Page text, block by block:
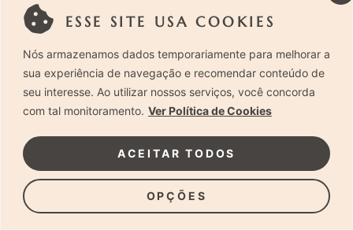
ESSE SITE USA COOKIES
Nós armazenamos dados temporariamente para melhorar a
sua experiência de navegação e recomendar conteúdo de
seu interesse. Ao utilizar nossos serviços, você concorda
com tal monitoramento. Ver Política de Cookies
OPÇÕES
ACEITAR TODOS
construir a memória e a identidade da criança
Diário de uma grávida e sua pequena
Dica de especialista: como otimizar o fluxo de trabalho
no ensaio newborn?
Dica de especialista: qual o melhor guia de poses para
fotografia newborn?